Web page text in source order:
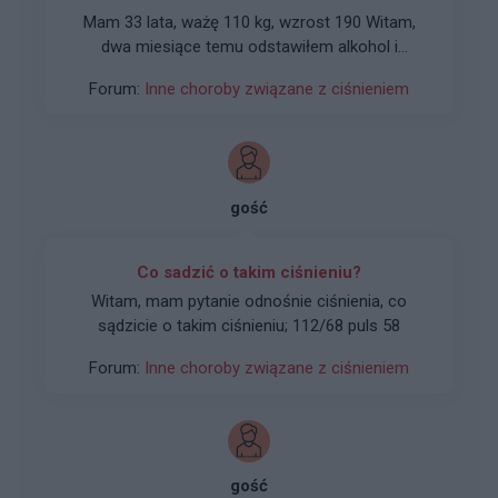
Mam 33 lata, ważę 110 kg, wzrost 190 Witam ,
dwa miesiące temu odstawiłem alkohol i
basen 4-5 razy w tygodniu . Zrzuciłem 8 kg. Kiedy
wynosiło prawie zawsze równo 130-135 / 85-90,
puls 90. Teraz po 2 miesiącach ciśnienie to 115-
szczególności rozkurczowego jest normalny?
moje ciśnienie to 130/70 i puls 110. Ps. 4 lata
temu miałem migotanie przedsionków , po 1
dniu obser w acji wypuszczony do domu z
Forum: Inne choroby związane z ciśnieniem
gość
Co sadzić o takim ciśnieniu?
Witam, mam pytanie odnośnie ciśnienia, co
sądzicie o takim ciśnieniu; 112/68 puls 58
Forum: Inne choroby związane z ciśnieniem
gość